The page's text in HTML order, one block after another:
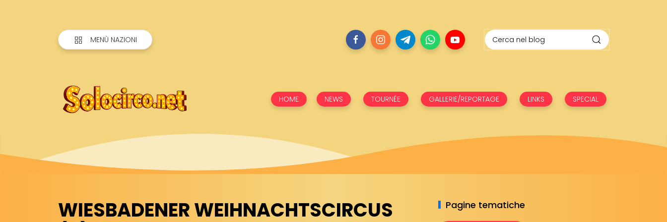
MENÙ NAZIONI
HOME NEWS TOURNÉE GALLERIE/REPORTAGE LINKS SPECIAL
WIESBADENER WEIHNACHTSCIRCUS
Pagine tematiche